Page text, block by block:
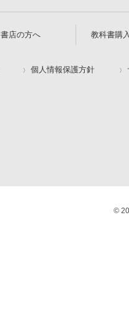
書店の方へ 教科書購
個人情報保護方針
©